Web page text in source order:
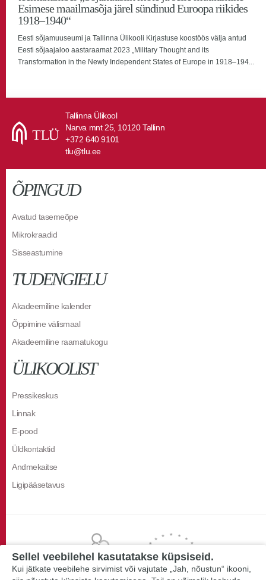
Esimese maailmasõja järel sündinud Euroopa riikides
1918–1940“
Eesti sõjamuuseumi ja Tallinna Ülikooli Kirjastuse koostöös välja antud
Eesti sõjaajaloo aastaraamat 2023 „Military Thought and its
Transformation in the Newly Independent States of Europe in 1918–194...
Tallinna Ülikool
Narva mnt 25, 10120 Tallinn
+372 640 9101
tlu@tlu.ee
ÕPINGUD
Avatud tasemeõpe
Mikrokraadid
Sisseastumine
TUDENGIELU
Akadeemiline kalender
Õppimine välismaal
Akadeemiline raamatukogu
ÜLIKOOLIST
Pressikeskus
Linnak
E-pood
Üldkontaktid
Andmekaitse
Ligipääsetavus
Sellel veebilehel kasutatakse küpsiseid.
Kui jätkate veebilehe sirvimist või vajutate „Jah, nõustun“ ikooni,